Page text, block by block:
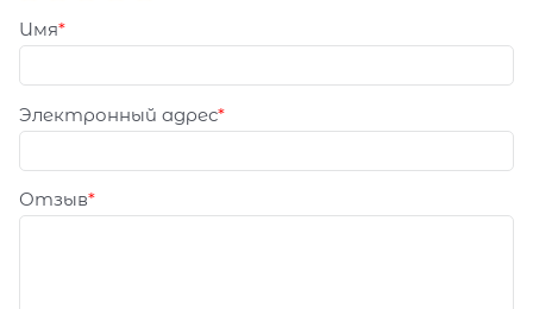
Имя
Электронный адрес
Отзыв